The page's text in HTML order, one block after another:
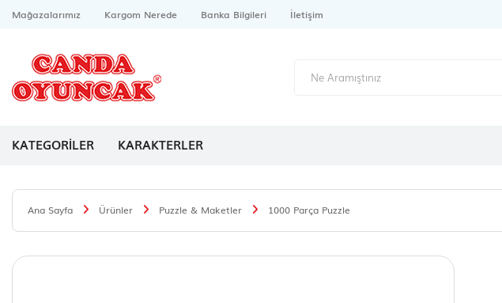
Mağazalarımız Kargom Nerede Banka Bilgileri İletişim
KATEGORİLER KARAKTERLER
Ana Sayfa Ürünler Puzzle & Maketler 1000 Parça Puzzle